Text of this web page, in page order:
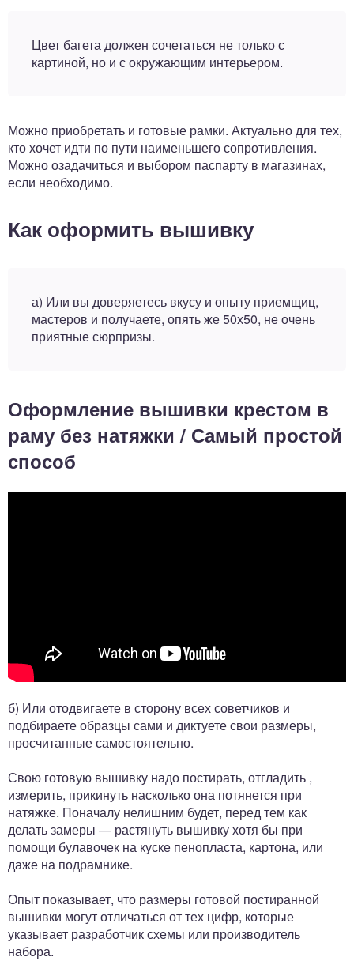
Цвет багета должен сочетаться не только с
картиной, но и с окружающим интерьером.
Можно приобретать и готовые рамки. Актуально для тех,
кто хочет идти по пути наименьшего сопротивления.
Можно озадачиться и выбором паспарту в магазинах,
если необходимо.
Как оформить вышивку
а) Или вы доверяетесь вкусу и опыту приемщиц,
мастеров и получаете, опять же 50х50, не очень
приятные сюрпризы.
Оформление вышивки крестом в
раму без натяжки / Самый простой
способ
б) Или отодвигаете в сторону всех советчиков и
подбираете образцы сами и диктуете свои размеры,
просчитанные самостоятельно.
Свою готовую вышивку надо постирать, отгладить ,
измерить, прикинуть насколько она потянется при
натяжке. Поначалу нелишним будет, перед тем как
делать замеры — растянуть вышивку хотя бы при
помощи булавочек на куске пенопласта, картона, или
даже на подрамнике.
Опыт показывает, что размеры готовой постиранной
вышивки могут отличаться от тех цифр, которые
указывает разработчик схемы или производитель
набора.